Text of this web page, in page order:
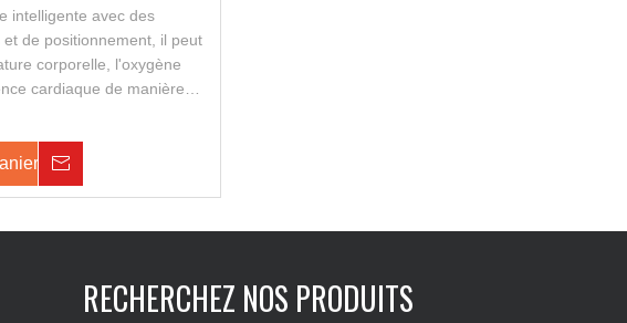
intelligente avec des
de positionnement, il peut
corporelle, l'oxygène
cardiaque de manière
voies, une alarme de
et une alarme SOS, cette
air et à la surveillance des
RECHERCHEZ NOS PRODUITS